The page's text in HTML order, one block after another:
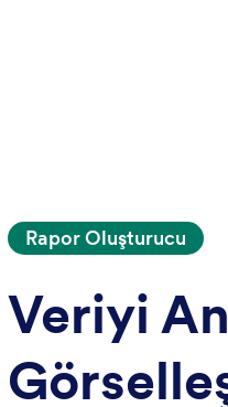
Rapor Oluşturucu
Veriyi